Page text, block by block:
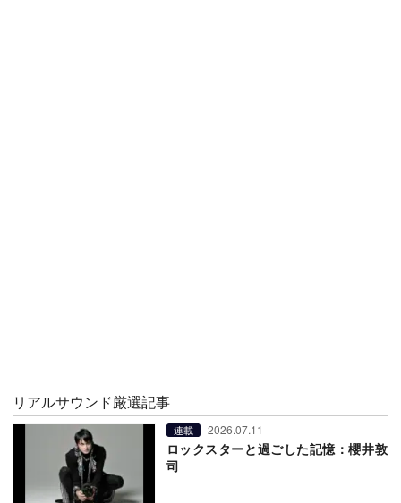
リアルサウンド厳選記事
連載 2026.07.11
ロックスターと過ごした記憶：櫻井敦
司